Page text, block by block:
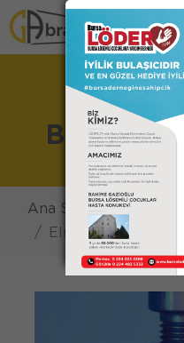
Elmas ve
Bu İşi
Ana Sayfa Ürünler
Elmas ve CBN